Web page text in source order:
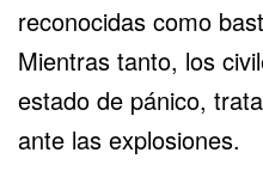
reconocidas como
Mientras tanto, los
estado de pánico,
ante las explosiones.